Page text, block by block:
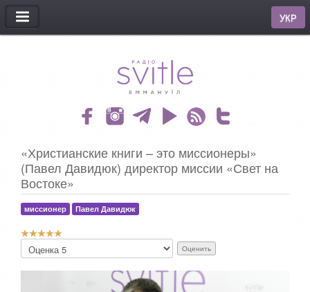
МЕНЮ
УКР
«Христианские книги – это миссионеры»
(Павел Давидюк) директор миссии «Свет на
Востоке»
миссионер Павел Давидюк
Р
й
т
о
ж